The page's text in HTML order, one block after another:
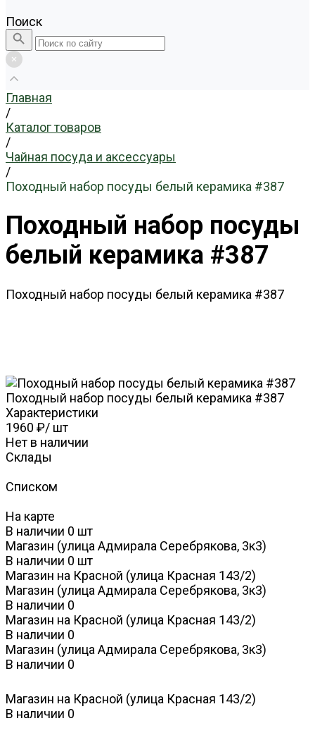
Поиск
Главная
/
Каталог товаров
/
Чайная посуда и аксессуары
/
Походный набор посуды белый керамика #387
Походный набор посуды
белый керамика #387
Походный набор посуды белый керамика #387
Походный набор посуды белый керамика #387
Характеристики
1960 ₽/ шт
Нет в наличии
Склады
Списком
На карте
В наличии 0 шт
Магазин (улица Адмирала Серебрякова, 3к3)
В наличии 0 шт
Магазин на Красной (улица Красная 143/2)
Магазин (улица Адмирала Серебрякова, 3к3)
В наличии 0
Магазин на Красной (улица Красная 143/2)
В наличии 0
Магазин (улица Адмирала Серебрякова, 3к3)
В наличии 0
Магазин на Красной (улица Красная 143/2)
В наличии 0